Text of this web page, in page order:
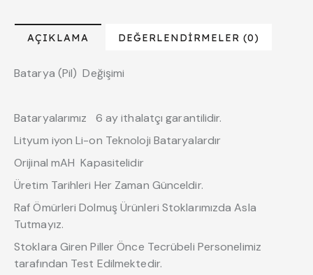
AÇIKLAMA DEĞERLENDIRMELER (0)
Batarya (Pil) Değişimi
Bataryalarımız 6 ay ithalatçı garantilidir.
Lityum iyon Li-on Teknoloji Bataryalardır
Orijinal mAH Kapasitelidir
Üretim Tarihleri Her Zaman Günceldir.
Raf Ömürleri Dolmuş Ürünleri Stoklarımızda Asla
Tutmayız.
Stoklara Giren Piller Önce Tecrübeli Personelimiz
tarafından Test Edilmektedir.